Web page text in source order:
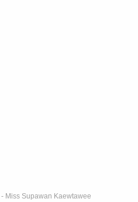
- Miss Supawan Kaewtawee